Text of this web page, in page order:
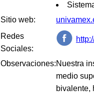
Sitio web:
Redes
Sociales:
Observaciones:Nuestra
medio
bivalente,